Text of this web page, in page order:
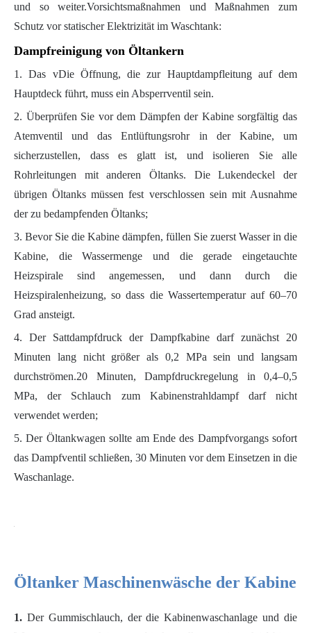
und so weiter.Vorsichtsmaßnahmen und Maßnahmen zum
Schutz vor statischer Elektrizität im Waschtank:
Dampfreinigung von Öltankern
1. Das vDie Öffnung, die zur Hauptdampfleitung auf dem
Hauptdeck führt, muss ein Absperrventil sein.
2. Überprüfen Sie vor dem Dämpfen der Kabine sorgfältig das
Atemventil und das Entlüftungsrohr in der Kabine, um
sicherzustellen, dass es glatt ist, und isolieren Sie alle
Rohrleitungen mit anderen Öltanks. Die Lukendeckel der
übrigen Öltanks müssen fest verschlossen sein mit Ausnahme
der zu bedampfenden Öltanks;
3. Bevor Sie die Kabine dämpfen, füllen Sie zuerst Wasser in die
Kabine, die Wassermenge und die gerade eingetauchte
Heizspirale sind angemessen, und dann durch die
Heizspiralenheizung, so dass die Wassertemperatur auf 60–70
Grad ansteigt.
4. Der Sattdampfdruck der Dampfkabine darf zunächst 20
Minuten lang nicht größer als 0,2 MPa sein und langsam
durchströmen.20 Minuten, Dampfdruckregelung in 0,4–0,5
MPa, der Schlauch zum Kabinenstrahldampf darf nicht
verwendet werden;
5. Der Öltankwagen sollte am Ende des Dampfvorgangs sofort
das Dampfventil schließen, 30 Minuten vor dem Einsetzen in die
Waschanlage.
Öltanker Maschinenwäsche der Kabine
1. Der Gummischlauch, der die Kabinenwaschanlage und die